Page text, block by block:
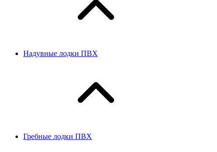
Надувные лодки ПВХ
Гребные лодки ПВХ